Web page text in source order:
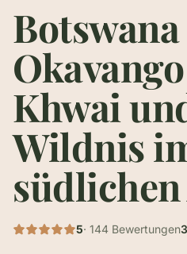
Khwai
Wildnis
5· 144 Bewertungen